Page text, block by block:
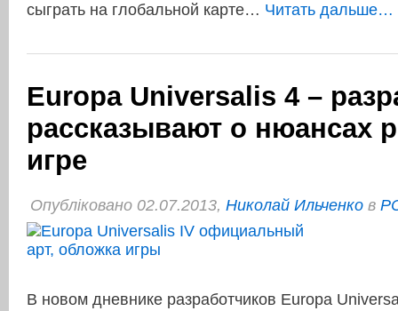
сыграть на глобальной карте… Читать дальше…
Europa Universalis 4 –
рассказывают о нюансах
игре
Опубліковано 02.07.2013, Николай Ильченко в
В новом дневнике разработчиков Europa